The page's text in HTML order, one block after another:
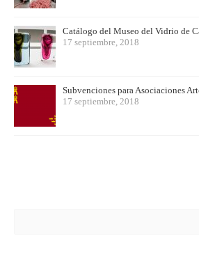
Catálogo del Museo del Vidrio de
17 septiembre, 2018
Subvenciones para Asociaciones
17 septiembre, 2018